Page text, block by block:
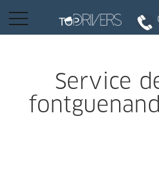
INSCRIPTION CLIENT
Basculer
Service